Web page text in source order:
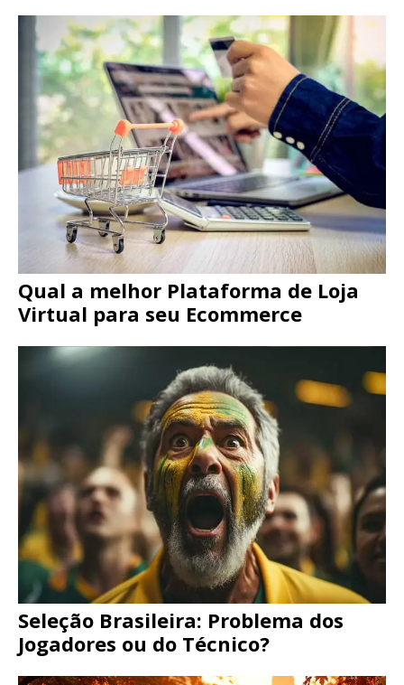
Qual a melhor Plataforma de Loja
Virtual para seu Ecommerce
Seleção Brasileira: Problema dos
Jogadores ou do Técnico?